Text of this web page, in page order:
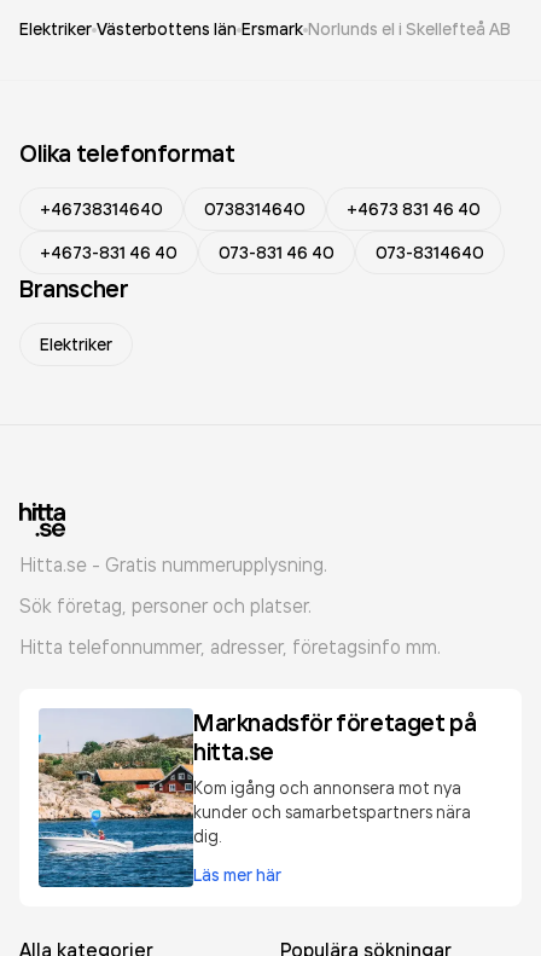
Elektriker Västerbottens län Ersmark Norlunds el i Skellefteå AB
Olika telefonformat
+46738314640 0738314640
+4673 831 46 40
+4673-831 46 40
073-831 46 40 073-8314640
Branscher
Elektriker
Hitta.se - Gratis nummerupplysning.
Sök företag, personer och platser.
Hitta telefonnummer, adresser, företagsinfo mm.
Marknadsför företaget på
hitta.se
Kom igång och annonsera mot nya
kunder och samarbetspartners nära
dig.
Läs mer här
Alla kategorier Populära sökningar